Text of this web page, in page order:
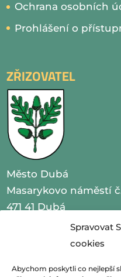
Spravovat
cookies
Abychom poskytli co nejlepší
Ochrana osobních
Prohlášení o
ZŘIZOVATEL
Město Dubá
Masarykovo náměstí
471 41 Dubá
IČO 00260479